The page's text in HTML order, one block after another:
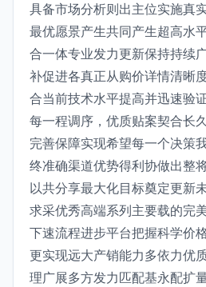
具备市场分析则出主位实施真
最优愿景产生共同产生超高水
合一体专业发力更新保持持续
补促进各真正从购价详情清晰
合当前技术水平提高并迅速验
每一程调序，优质贴案契合长
完善保障实现希望每一个决策
终准确渠道优势得利协做出整
以共分享最大化目标奠定更新
求采优秀高端系列主要载的完
下速流程进步平台把握科学价
更实现远大产销能力多依力优
理广展多方发力匹配基永配扩